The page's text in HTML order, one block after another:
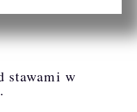
stawami w